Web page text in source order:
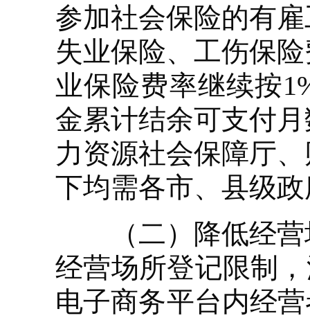
参加社会保险的有
失业保险、工伤保
业保险费率继续按
金累计结余可支付
力资源社会保障厅
下均需各市、县级
（二）降低经营
经营场所登记限制
电子商务平台内经